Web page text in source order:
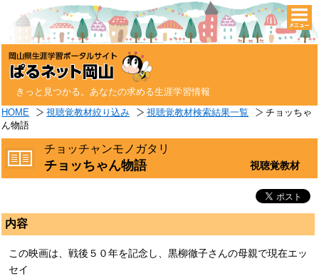
きっと見つかる。あなたの求める生涯学習情報
HOME 視聴覚教材絞り込み 視聴覚教材検索結果一覧
チョッちゃ
ん物語
チョッチャンモノガタリ
チョッちゃん物語 視聴覚教材
内容
この映画は、戦後５０年を記念し、黒柳徹子さんの母親で現在エッ
セイ